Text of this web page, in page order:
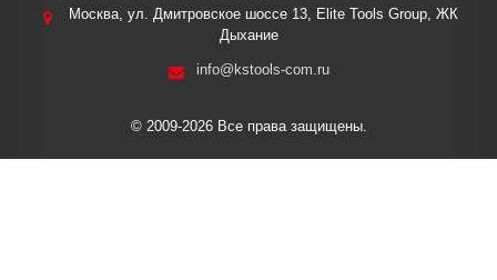
Москва, ул. Дмитровское шоссе 13, Elite Tools Group, ЖК
Дыхание
info@kstools-com.ru
© 2009-2026 Все права защищены.